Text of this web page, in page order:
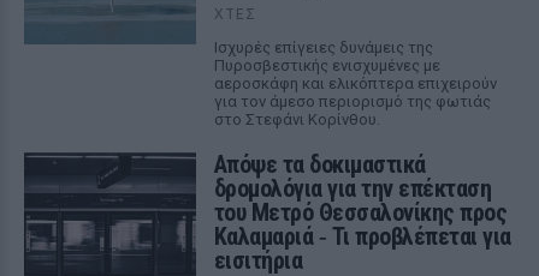
ΧΤΕΣ
Ισχυρές επίγειες δυνάμεις της
Πυροσβεστικής ενισχυμένες με
αεροσκάφη και ελικόπτερα επιχειρούν
για τον άμεσο περιορισμό της φωτιάς
στο Στεφάνι Κορίνθου.
Απόψε τα δοκιμαστικά
δρομολόγια για την επέκταση
του Μετρό Θεσσαλονίκης προς
Καλαμαριά ‑ Τι προβλέπεται για
εισιτήρια